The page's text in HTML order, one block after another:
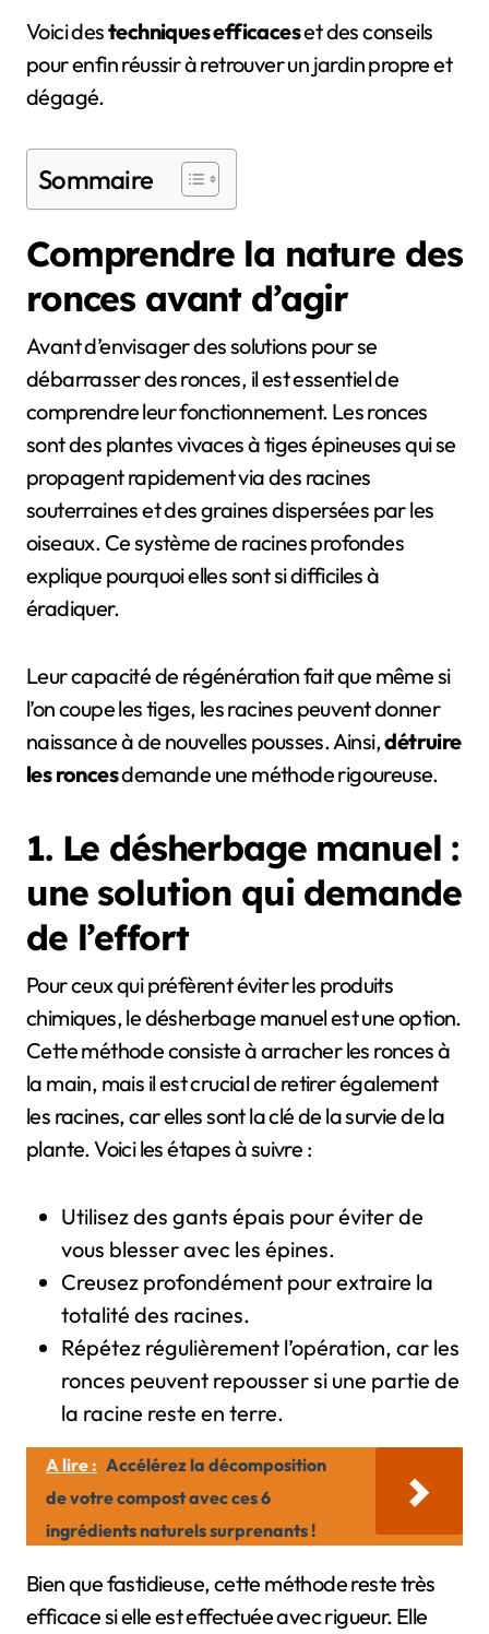
Voici destechniques efficaceset des conseils
pour enfin réussir à retrouver un jardin propre et
dégagé.
Sommaire
Comprendre la nature des
ronces avant d’agir
Avant d’envisager des solutions pour se
débarrasser des ronces, il est essentiel de
comprendre leur fonctionnement. Les ronces
sont des plantes vivaces à tiges épineuses qui se
propagent rapidement via des racines
souterraines et des graines dispersées par les
oiseaux. Ce système de racines profondes
explique pourquoi elles sont si difficiles à
éradiquer.
Leur capacité de régénération fait que même si
l’on coupe les tiges, les racines peuvent donner
naissance à de nouvelles pousses. Ainsi,détruire
les roncesdemande une méthode rigoureuse.
1. Le désherbage manuel :
une solution qui demande
de l’effort
Pour ceux qui préfèrent éviter les produits
chimiques, le désherbage manuel est une option.
Cette méthode consiste à arracher les ronces à
la main, mais il est crucial de retirer également
les racines, car elles sont la clé de la survie de la
plante. Voici les étapes à suivre :
Utilisez des gants épais pour éviter de
vous blesser avec les épines.
Creusez profondément pour extraire la
totalité des racines.
Répétez régulièrement l’opération, car les
ronces peuvent repousser si une partie de
la racine reste en terre.
A lire : Accélérez la décomposition
de votre compost avec ces 6
ingrédients naturels surprenants !
Bien que fastidieuse, cette méthode reste très
efficace si elle est effectuée avec rigueur. Elle